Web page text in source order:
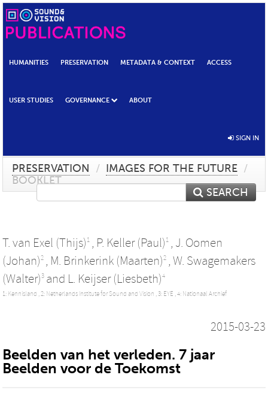
HUMANITIES PRESERVATION METADATA & CONTEXT ACCESS
USER STUDIES GOVERNANCE ABOUT
SIGN IN
PRESERVATION / IMAGES FOR THE FUTURE /
BOOKLET
SEARCH
T. van Exel (Thijs) 1 , P. Keller (Paul) 1 , J. Oomen
(Johan)2 , M. Brinkerink (Maarten)2 , W. Swagemakers
(Walter)3 and L. Keijser (Liesbeth)4
1: Kennisland ,2: Netherlands Institute for Sound and Vision ,3: EYE ,4: Nationaal Archief
2015-03-23
Beelden van het verleden. 7 jaar
Beelden voor de Toekomst